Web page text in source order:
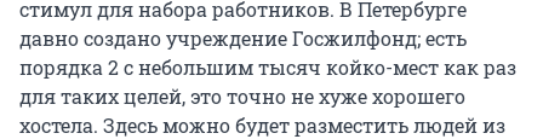
стимул для набора работников. В Петербурге
давно создано учреждение Госжилфонд; есть
порядка 2 с небольшим тысяч койко-мест как раз
для таких целей, это точно не хуже хорошего
хостела. Здесь можно будет разместить людей из